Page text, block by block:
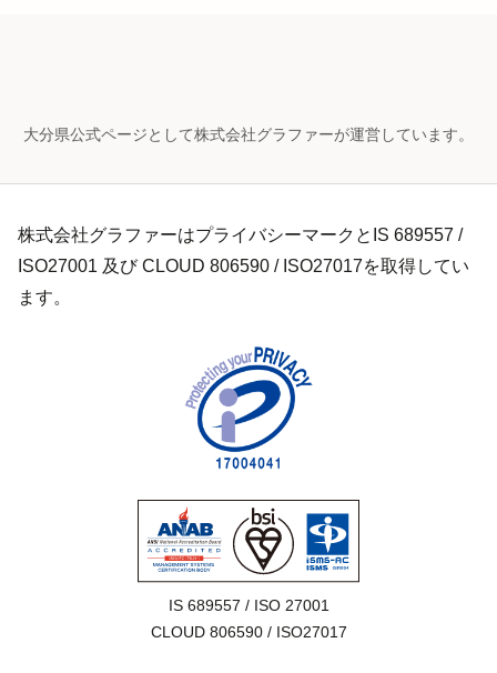
大分県公式ページとして株式会社グラファーが運営しています。
株式会社グラファーはプライバシーマークとIS 689557 /
ISO27001 及び CLOUD 806590 / ISO27017を取得してい
ます。
IS 689557 / ISO 27001
CLOUD 806590 / ISO27017